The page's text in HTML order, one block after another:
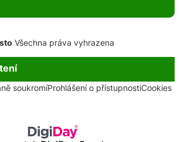
Všechna práva vyhrazena
soukromíProhlášení o přístupnostiCookies